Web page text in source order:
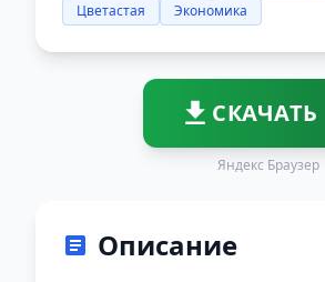
Цветастая
Экономика
СКАЧАТЬ
Яндекс Браузер
Описание